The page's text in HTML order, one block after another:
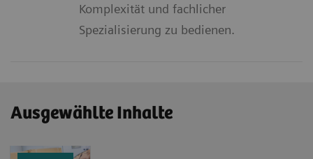
Komplexität und fachlicher
Spezialisierung zu bedienen.
Ausgewählte Inhalte